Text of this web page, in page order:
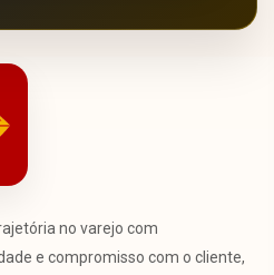
no varejo com
e compromisso com o cliente,